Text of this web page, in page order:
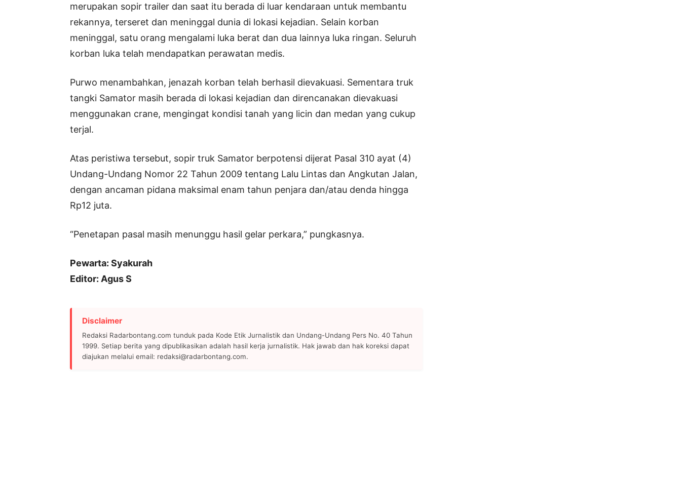
merupakan sopir trailer dan saat itu berada di luar kendaraan untuk membantu
rekannya, terseret dan meninggal dunia di lokasi kejadian. Selain korban
meninggal, satu orang mengalami luka berat dan dua lainnya luka ringan. Seluruh
korban luka telah mendapatkan perawatan medis.
Purwo menambahkan, jenazah korban telah berhasil dievakuasi. Sementara truk
tangki Samator masih berada di lokasi kejadian dan direncanakan dievakuasi
menggunakan crane, mengingat kondisi tanah yang licin dan medan yang cukup
terjal.
Atas peristiwa tersebut, sopir truk Samator berpotensi dijerat Pasal 310 ayat (4)
Undang-Undang Nomor 22 Tahun 2009 tentang Lalu Lintas dan Angkutan Jalan,
dengan ancaman pidana maksimal enam tahun penjara dan/atau denda hingga
Rp12 juta.
“Penetapan pasal masih menunggu hasil gelar perkara,” pungkasnya.
Pewarta: Syakurah
Editor: Agus S
Disclaimer
Redaksi Radarbontang.com tunduk pada Kode Etik Jurnalistik dan Undang-Undang Pers No. 40 Tahun
1999. Setiap berita yang dipublikasikan adalah hasil kerja jurnalistik. Hak jawab dan hak koreksi dapat
diajukan melalui email: redaksi@radarbontang.com.